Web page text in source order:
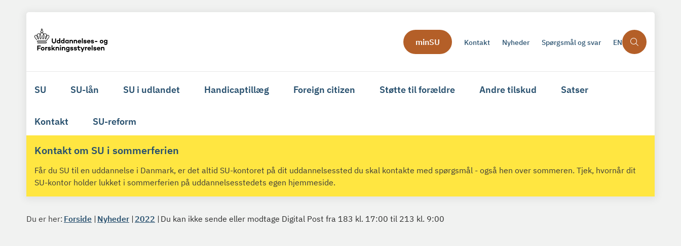
minSU Kontakt Nyheder Spørgsmål og svar EN
SU SU-lån SU i udlandet Handicaptillæg Foreign citizen Støtte til forældre Andre tilskud Satser
Kontakt SU-reform
Kontakt om SU i sommerferien
Får du SU til en uddannelse i Danmark, er det altid SU-kontoret på dit uddannelsessted du skal kontakte med spørgsmål - også hen over sommeren. Tjek, hvornår dit
SU-kontor holder lukket i sommerferien på uddannelsesstedets egen hjemmeside.
Du er her: Forside Nyheder 2022 Du kan ikke sende eller modtage Digital Post fra 183 kl. 17:00 til 213 kl. 9:00